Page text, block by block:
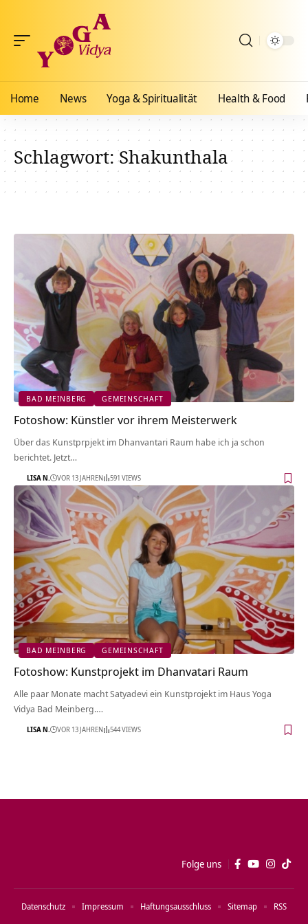
Home News Yoga & Spiritualität Health & Food
Schlagwort:Shakunthala
BAD MEINBERG GEMEINSCHAFT
Fotoshow: Künstler vor ihrem Meisterwerk
Über das Kunstprpjekt im Dhanvantari Raum habe ich ja schon
berichtet. Jetzt…
LISA N. VOR 13 JAHREN 591 VIEWS
BAD MEINBERG GEMEINSCHAFT
Fotoshow: Kunstprojekt im Dhanvatari Raum
Alle paar Monate macht Satyadevi ein Kunstprojekt im Haus Yoga
Vidya Bad Meinberg.…
LISA N. VOR 13 JAHREN 544 VIEWS
Folge uns
Datenschutz Impressum Haftungsausschluss Sitemap RSS